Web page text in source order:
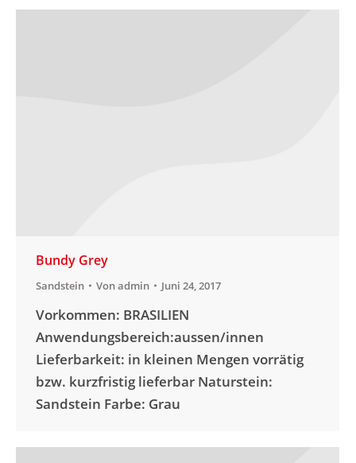
Bundy Grey
Sandstein Vonadmin Juni 24, 2017
Vorkommen: BRASILIEN
Anwendungsbereich:aussen/innen
Lieferbarkeit: in kleinen Mengen vorrätig
bzw. kurzfristig lieferbar Naturstein:
Sandstein Farbe: Grau